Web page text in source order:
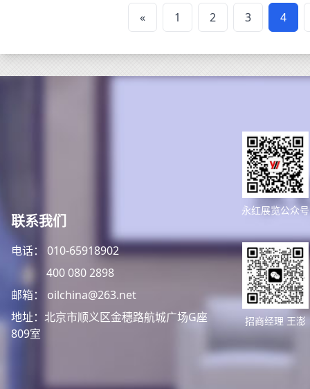
« 1 2 3 4
联系我们
电话： 010-65918902
400 080 2898
邮箱： oilchina@263.net
地址：北京市顺义区金穗路航城广场G座
809室
永红展览公众号
招商经理 王澎